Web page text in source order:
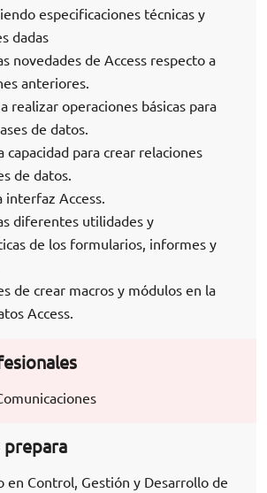
especificaciones técnicas y
dadas
novedades de Access respecto a
anteriores.
realizar operaciones básicas para
de datos.
capacidad para crear relaciones
de datos.
interfaz Access.
diferentes utilidades y
de los formularios, informes y
de crear macros y módulos en la
Access.
prepara
en Control, Gestión y Desarrollo de